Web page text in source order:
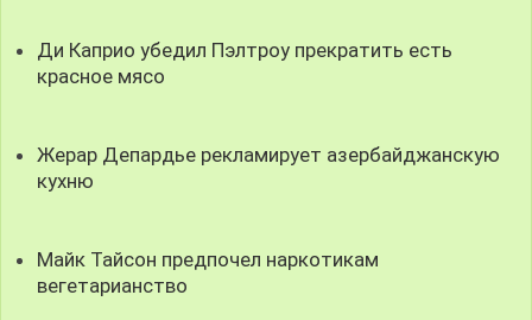
Ди Каприо убедил Пэлтроу прекратить есть
красное мясо
Жерар Депардье рекламирует азербайджанскую
кухню
Майк Тайсон предпочел наркотикам
вегетарианство